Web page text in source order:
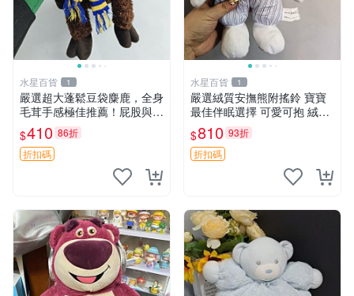
水星百貨 1
嚴選超大蓬鬆豆袋麋鹿，全身
毛茸手感極佳推薦！屁股與四
肢填充均勻，適合收藏與孩童
共賞。 麋鹿 豆袋 毛茸玩具
$410 86折
折扣碼
水星百貨 1
嚴選絨質安撫熊附搖鈴 寶寶
最佳伴眠選擇 可愛可抱 絨毛
玩具 安撫熊 嬰兒用
$810 93折
折扣碼